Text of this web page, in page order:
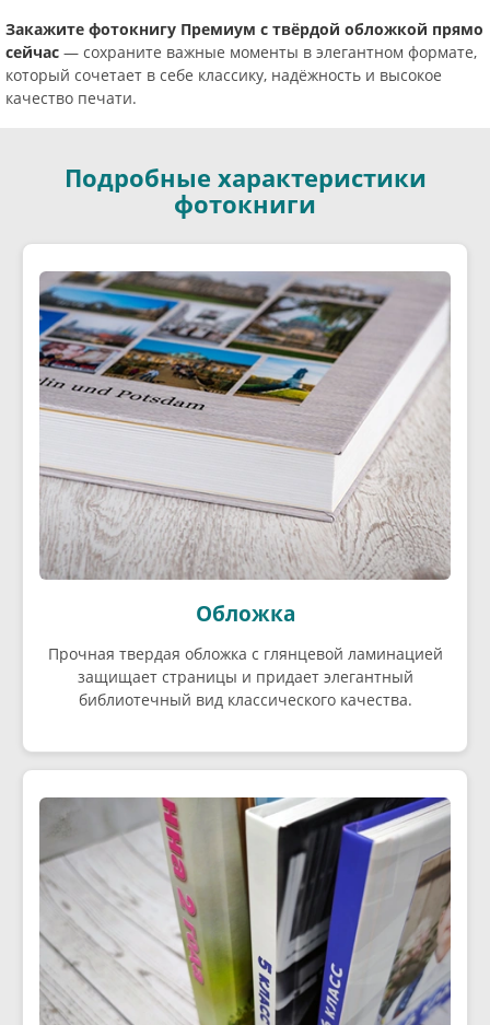
Закажите фотокнигу Премиум с твёрдой обложкой прямо
сейчас — сохраните важные моменты в элегантном формате,
который сочетает в себе классику, надёжность и высокое
качество печати.
Подробные характеристики
фотокниги
Обложка
Прочная твердая обложка с глянцевой ламинацией
защищает страницы и придает элегантный
библиотечный вид классического качества.